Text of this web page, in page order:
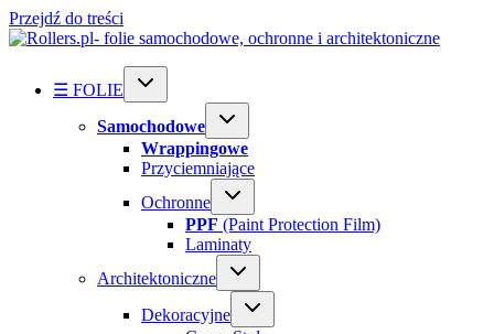
Przejdź do treści
☰ FOLIE
Samochodowe
Wrappingowe
Przyciemniające
Ochronne
PPF (Paint Protection Film)
Laminaty
Architektoniczne
Dekoracyjne